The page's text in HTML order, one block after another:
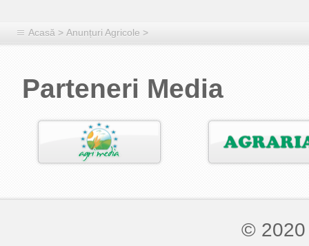
Acasă > Anunțuri Agricole >
Parteneri Media
©